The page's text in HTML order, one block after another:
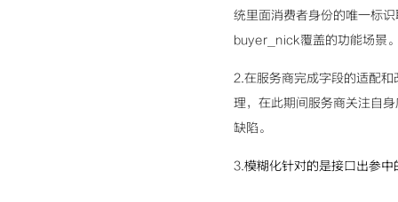
统里面消费者身份的唯一标
buyer_nick覆盖的功能场景
2.在服务商完成字段的适配
理，在此期间服务商关注自
缺陷。
3. 模糊化针对的是接口出参